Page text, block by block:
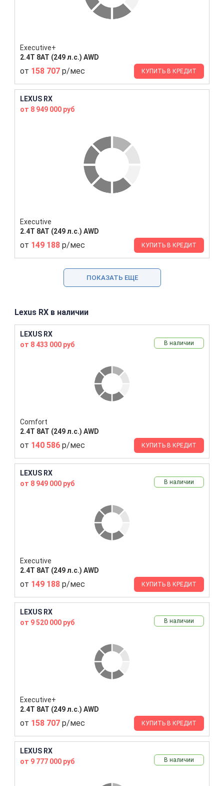
Executive+
2.4T 8AT (249 л.с.) AWD
от 158 707 р/мес КУПИТЬ В КРЕДИТ
LEXUS RX
от 8 949 000 руб
Executive
2.4T 8AT (249 л.с.) AWD
от 149 188 р/мес КУПИТЬ В КРЕДИТ
ПОКАЗАТЬ ЕЩЕ
Lexus RX в наличии
LEXUS RX
от 8 433 000 руб
В наличии
Comfort
2.4T 8AT (249 л.с.) AWD
от 140 586 р/мес КУПИТЬ В КРЕДИТ
LEXUS RX
от 8 949 000 руб
В наличии
Executive
2.4T 8AT (249 л.с.) AWD
от 149 188 р/мес КУПИТЬ В КРЕДИТ
LEXUS RX
от 9 520 000 руб
В наличии
Executive+
2.4T 8AT (249 л.с.) AWD
от 158 707 р/мес КУПИТЬ В КРЕДИТ
LEXUS RX
от 9 777 000 руб
В наличии